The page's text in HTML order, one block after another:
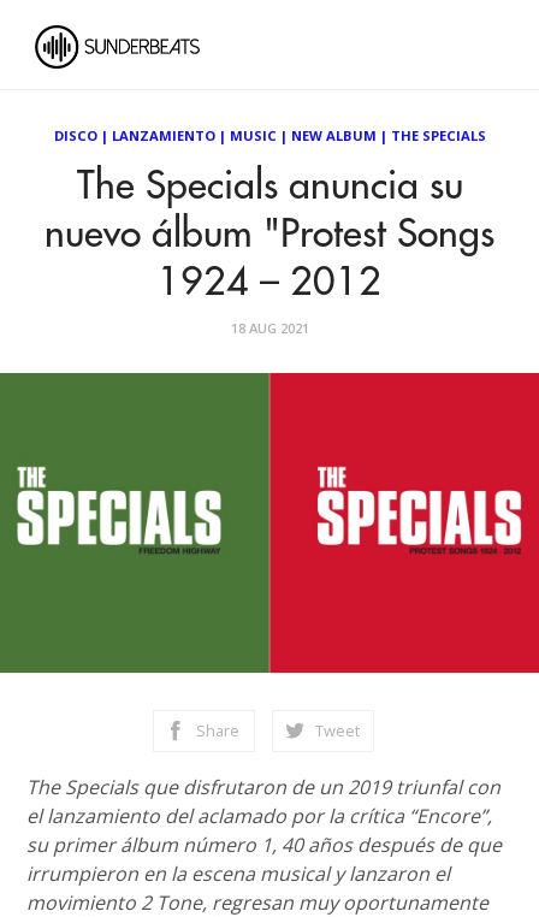
DISCO| LANZAMIENTO| MUSIC| NEW ALBUM | THE SPECIALS
The Specials anuncia su
nuevo álbum "Protest Songs
1924 – 2012
18 AUG 2021
Share Tweet
The Specials que disfrutaron de un 2019 triunfal con
el lanzamiento del aclamado por la crítica “Encore”,
su primer álbum número 1, 40 años después de que
irrumpieron en la escena musical y lanzaron el
movimiento 2 Tone, regresan muy oportunamente